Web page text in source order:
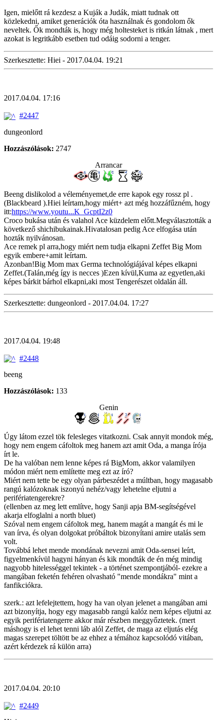
Igen, mielőtt rá kezdesz a Kuják a Judák, miatt tudnak ott
közlekedni, amiket generációk óta használnak és gondolom ők
neveltek. Ők mondták is, hogy még holtesteket is ritkán látnak , mert
azokat is legritkább esetben tud odáig sodorni a tenger.
Szerkesztette: Hiei - 2017.04.04. 19:21
2017.04.04. 17:16
#2447
dungeonlord
Hozzászólások: 2747
Arrancar
Beeng dislikolod a véleményemet,de erre kapok egy rossz pl .
(Blackbeard ).Hiei leírtam,hogy miért+ azt még hozzáfűzném, hogy
itt:https://www.youtu...K_GcptI2z0
Croco bukása után és valahol Ace küzdelem előtt.Megválasztották a
következő shichibukainak.Hivatalosan pedig Ace elfogása után
hozták nyilvánosan.
Ace remek pl arra,hogy miért nem tudja elkapni Zeffet Big Mom
egyik embere+amit leírtam.
Azonban!Big Mom max Germa technológiájával képes elkapni
Zeffet.(Talán,még így is necces )Ezen kívül,Kuma az egyetlen,aki
képes bárkit bárhol elkapni,aki most Tengerészet oldalán áll.
Szerkesztette: dungeonlord - 2017.04.04. 17:27
2017.04.04. 19:48
#2448
beeng
Hozzászólások: 133
Genin
Úgy látom ezzel tök felesleges vitatkozni. Csak annyit mondok még,
hogy nem engem cáfoltok meg hanem azt amit Oda, a manga írója
írt le.
De ha valóban nem lenne képes rá BigMom, akkor valamilyen
módon miért nem említette meg ezt az író?
Miért nem tette be egy olyan párbeszédet a múltban, hogy magasabb
rangú kalózoknak iszonyú nehéz/vagy lehetelne eljutni a
perifériatengerekre?
(ellenben az meg lett említve, hogy Sanji apja BM-segítségével
akarja elfoglalni a north bluet)
Szóval nem engem cáfoltok meg, hanem magát a mangát és mi le
van írva, és olyan dolgokat próbáltok bizonyítani amire utalás sem
volt.
Továbbá lehet mende mondának nevezni amit Oda-sensei leírt,
figyelmenkívül hagyni hányan és kik mondták de én még mindig
nagyobb hitelességgel tekintek - a történet szempontjából- ezekre a
mangában feketén fehéren olvasható "mende mondákra" mint a
fanfikciókra.
szerk.: azt lefelejtettem, hogy ha van olyan jelenet a mangában ami
azt bizonyítja, hogy egy magasabb rangú kalóz nem képes eljutni az
egyik perifériatengerre akkor már részben meggyőztetek. (mert
máshogy is el lehet tenni láb alól Zeffet, de maga az eljutás elég
magas szerepet töltött be az ehhez a témához kapcsolódó vitában,
azért kérdezek rá külön arra)
2017.04.04. 20:10
#2449